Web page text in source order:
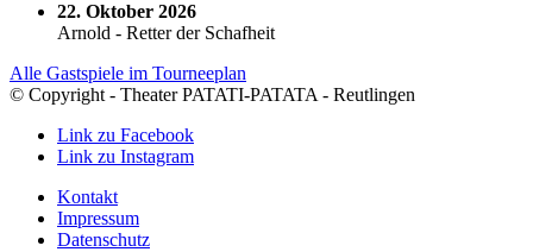
22. Oktober 2026
Arnold - Retter der Schafheit
Alle Gastspiele im Tourneeplan
© Copyright - Theater PATATI-PATATA - Reutlingen
Link zu Facebook
Link zu Instagram
Kontakt
Impressum
Datenschutz